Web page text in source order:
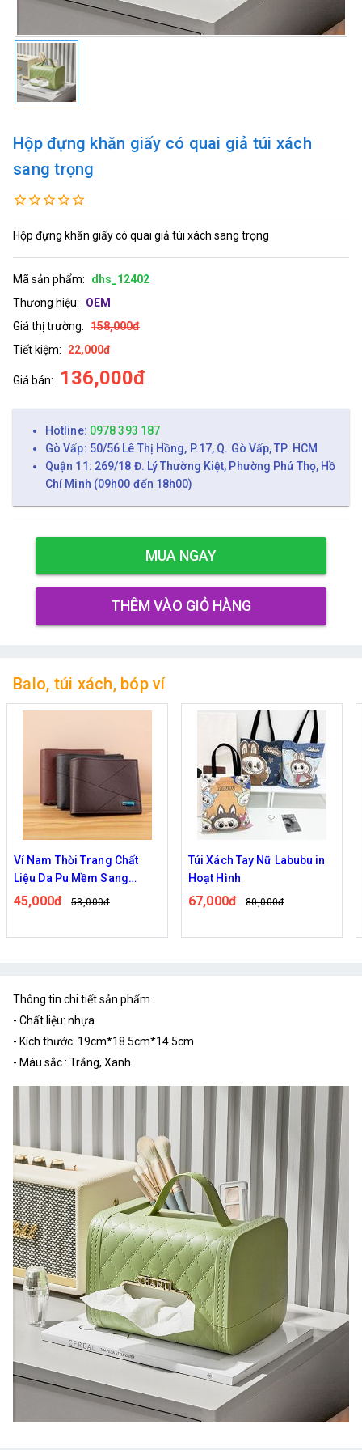
Hộp đựng khăn giấy có quai giả túi xách
sang trọng
Hộp đựng khăn giấy có quai giả túi xách sang trọng
Mã sản phẩm:
dhs_12402
Thương hiệu:
OEM
Giá thị trường: 158,000đ
Tiết kiệm:
22,000đ
Giá bán: 136,000đ
Hotline: 0978 393 187
Gò Vấp: 50/56 Lê Thị Hồng, P.17, Q. Gò Vấp, TP. HCM
Quận 11: 269/18 Đ. Lý Thường Kiệt, Phường Phú Thọ, Hồ
Chí Minh (09h00 đến 18h00)
MUA NGAY
THÊM VÀO GIỎ HÀNG
Balo, túi xách, bóp ví
Ví Nam Thời Trang Chất
Liệu Da Pu Mềm Sang
Trọng Leepiju
45,000đ 53,000đ
Túi Xách Tay Nữ Labubu in
Hoạt Hình
67,000đ 80,000đ
Thông tin chi tiết sản phẩm :
- Chất liệu: nhựa
- Kích thước: 19cm*18.5cm*14.5cm
- Màu sắc : Trắng, Xanh